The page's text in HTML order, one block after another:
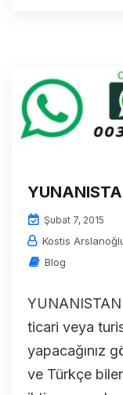
Şubat 7, 2015
Kostis
Blog
ticari veya
yapacağınız
ve Türkçe